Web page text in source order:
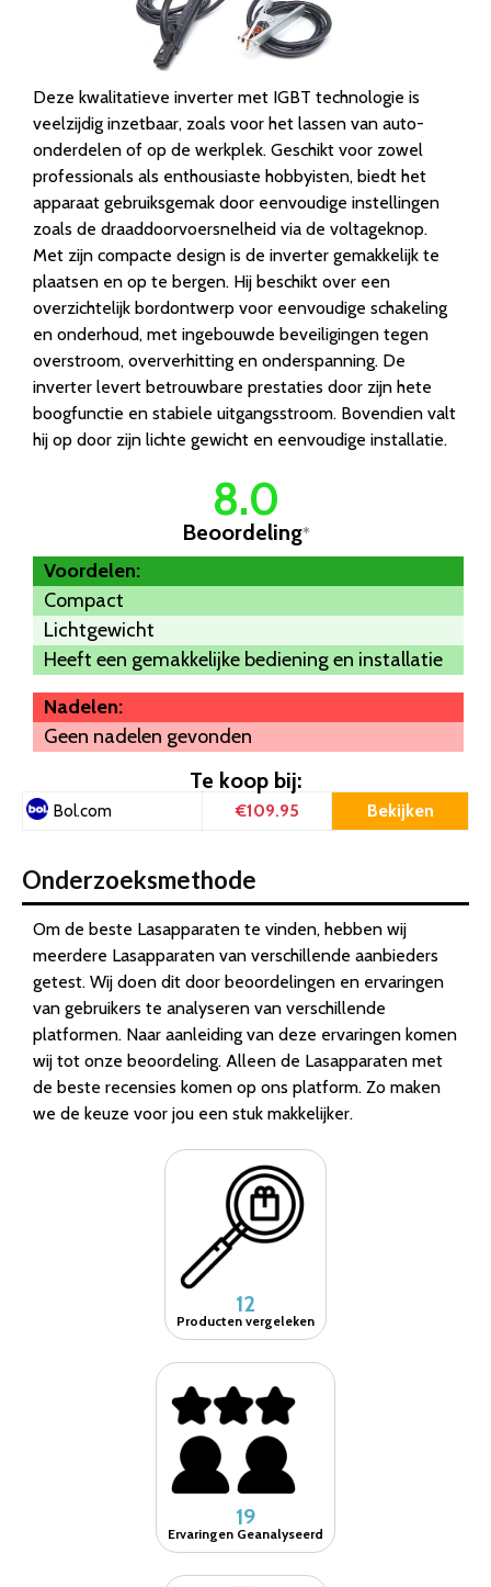
Deze kwalitatieve inverter met IGBT technologie is
veelzijdig inzetbaar, zoals voor het lassen van auto-
onderdelen of op de werkplek. Geschikt voor zowel
professionals als enthousiaste hobbyisten, biedt het
apparaat gebruiksgemak door eenvoudige instellingen
zoals de draaddoorvoersnelheid via de voltageknop.
Met zijn compacte design is de inverter gemakkelijk te
plaatsen en op te bergen. Hij beschikt over een
overzichtelijk bordontwerp voor eenvoudige schakeling
en onderhoud, met ingebouwde beveiligingen tegen
overstroom, oververhitting en onderspanning. De
inverter levert betrouwbare prestaties door zijn hete
boogfunctie en stabiele uitgangsstroom. Bovendien valt
hij op door zijn lichte gewicht en eenvoudige installatie.
8.0
Beoordeling*
Voordelen:
Compact
Lichtgewicht
Heeft een gemakkelijke bediening en installatie
Nadelen:
Geen nadelen gevonden
Te koop bij:
Bol.com €109.95 Bekijken
Onderzoeksmethode
Om de beste Lasapparaten te vinden, hebben wij
meerdere Lasapparaten van verschillende aanbieders
getest. Wij doen dit door beoordelingen en ervaringen
van gebruikers te analyseren van verschillende
platformen. Naar aanleiding van deze ervaringen komen
wij tot onze beoordeling. Alleen de Lasapparaten met
de beste recensies komen op ons platform. Zo maken
we de keuze voor jou een stuk makkelijker.
12
Producten vergeleken
19
Ervaringen Geanalyseerd